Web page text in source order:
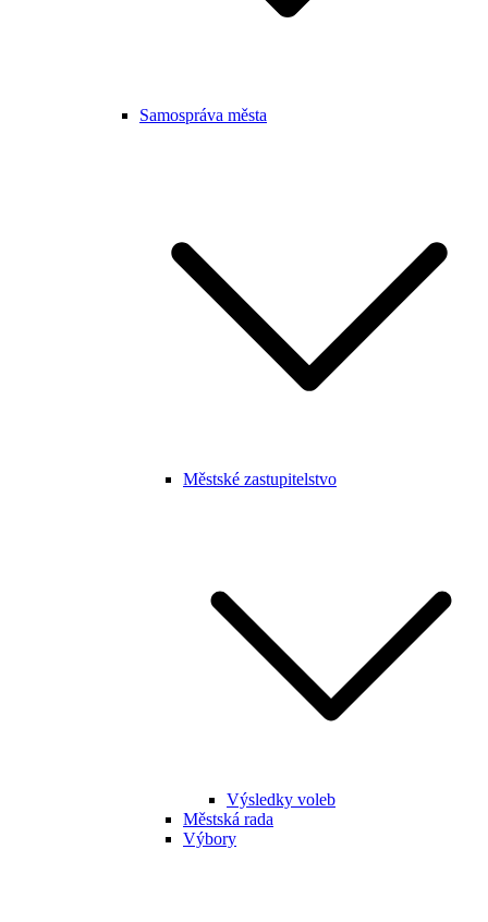
Samospráva města
Městské zastupitelstvo
Výsledky voleb
Městská rada
Výbory